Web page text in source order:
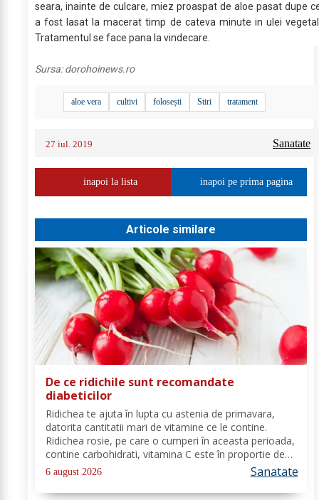
seara, inainte de culcare, miez proaspat de aloe pasat dupe
a fost lasat la macerat timp de cateva minute in ulei
Tratamentul se face pana la vindecare.
Sursa:dorohoinews.ro
aloe vera cultivi folosești Stiri tratament
27 iul. 2019 Sanatate
inapoi la lista inapoi pe prima pagina
Articole similare
De ce ridichile sunt recomandate
diabeticilor
Ridichea te ajuta în lupta cu astenia de primavara,
datorita cantitatii mari de vitamine ce le contine.
Ridichea rosie, pe care o cumperi în aceasta perioada,
contine carbohidrati, vitamina C este în proportie de
25%, vitamina B, acid folic, potasiu, magneziu si multe
alte componente ce-ti sunt de...
6 august 2026 Sanatate